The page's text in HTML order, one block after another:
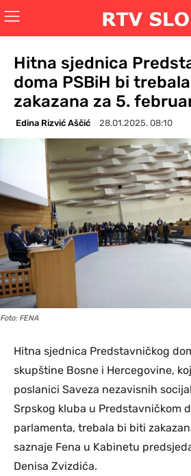
Hitna sjednica
doma PSBiH bi
zakazana za 5.
Edina Rizvić Aščić 28.01.2025. 08:10
Foto: FENA
Hitna sjednica Predstavničkog
skupštine Bosne i Hercegovine,
poslanici Saveza nezavisnih
Srpskog kluba u Predstavničkom
parlamenta, trebala bi biti
saznaje Fena u Kabinetu
Denisa Zvizdića.